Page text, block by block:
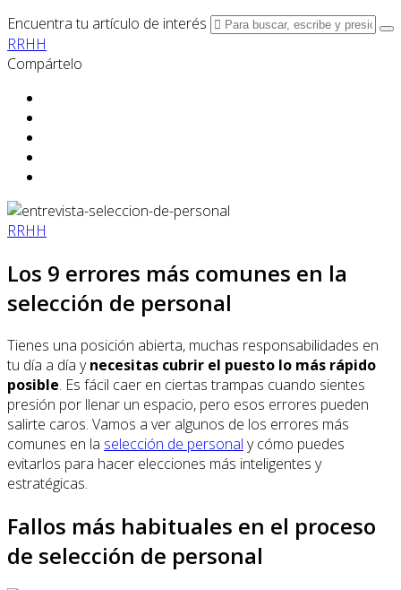
Encuentra tu artículo de interés
RRHH
Compártelo
RRHH
Los 9 errores más comunes en la
selección de personal
Tienes una posición abierta, muchas responsabilidades en
tu día a día ynecesitas cubrir el puesto lo más rápido
posible. Es fácil caer en ciertas trampas cuando sientes
presión por llenar un espacio, pero esos errores pueden
salirte caros. Vamos a ver algunos de los errores más
comunes en la selección de personal y cómo puedes
evitarlos para hacer elecciones más inteligentes y
estratégicas.
Fallos más habituales en el proceso
de selección de personal